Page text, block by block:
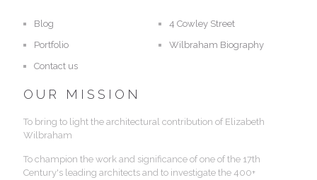
Blog
Portfolio
Contact us
4 Cowley Street
Wilbraham Biography
OUR MISSION
To bring to light the architectural contribution of Elizabeth
Wilbraham
To champion the work and significance of one of the 17th
Century's leading architects and to investigate the 400+